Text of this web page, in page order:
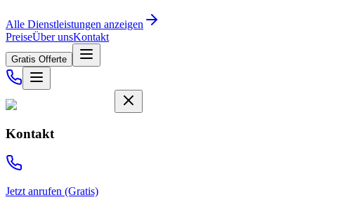
Alle Dienstleistungen anzeigen
PreiseÜber unsKontakt
Gratis Offerte
Kontakt
Jetzt anrufen (Gratis)